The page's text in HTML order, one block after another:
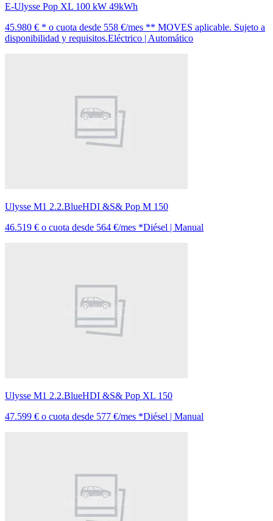
E-Ulysse Pop XL 100 kW 49kWh
45.980 € * o cuota desde 558 €/mes ** MOVES aplicable. Sujeto a
disponibilidad y requisitos.Eléctrico | Automático
Ulysse M1 2.2.BlueHDI &S& Pop M 150
46.519 € o cuota desde 564 €/mes *Diésel | Manual
Ulysse M1 2.2.BlueHDI &S& Pop XL 150
47.599 € o cuota desde 577 €/mes *Diésel | Manual